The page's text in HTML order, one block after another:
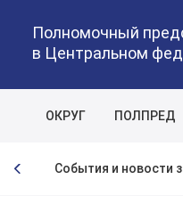
Полномочный
в Центральном
ОКРУГ ПОЛПРЕД
События и новости